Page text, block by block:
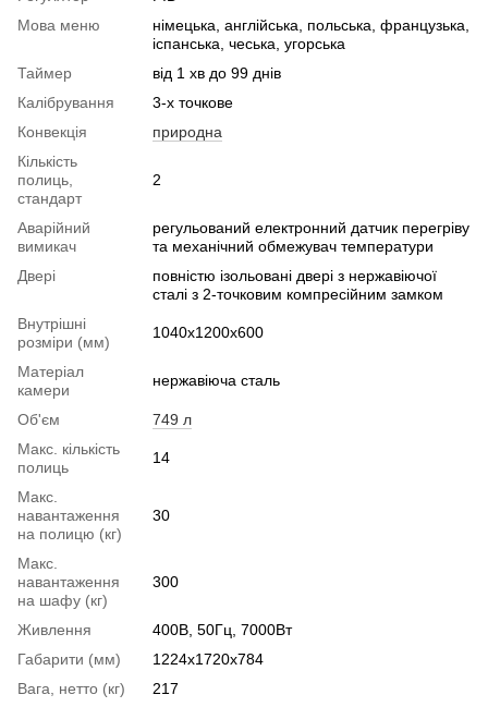
Мова меню
німецька, англійська, польська, французька,
іспанська, чеська, угорська
Таймер
від 1 хв до 99 днів
Калібрування
3-х точкове
Конвекція
природна
Кількість
полиць,
стандарт
2
Аварійний
вимикач
регульований електронний датчик перегріву
та механічний обмежувач температури
Двері
повністю ізольовані двері з нержавіючої
сталі з 2-точковим компресійним замком
Внутрішні
розміри (мм)
1040х1200х600
Матеріал
камери
нержавіюча сталь
Об'єм
749 л
Макс. кількість
полиць
14
Макс.
навантаження
на полицю (кг)
30
Макс.
навантаження
на шафу (кг)
300
Живлення
400В, 50Гц, 7000Вт
Габарити (мм)
1224х1720х784
Вага, нетто (кг)
217